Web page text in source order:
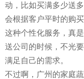
动，比如买满多少送
会根据客户平时的购
这种个性化服务，真
送公司的时候，不光
满足自己的需求。
不过啊，广州的家庭